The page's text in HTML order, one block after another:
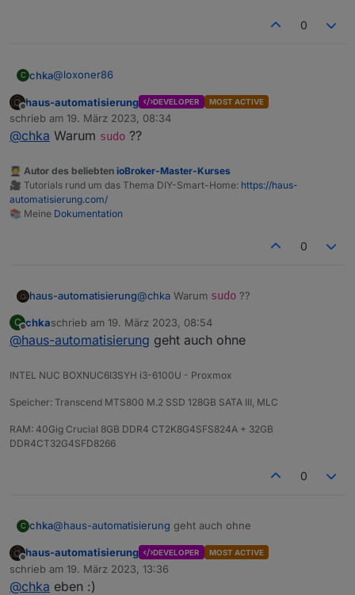
0
C chka@loxoner86
wget -O ecoflow_get_mqtt_login.sh https://
mehr nicht, lösch ggf mal die alten Dateien
Offline
haus-automatisierung DEVELOPER MOST ACTIVE
schrieb am 19. März 2023, 08:34
zuletzt editiert von
@chka Warum sudo ??
🧑‍🎓 Autor des beliebten ioBroker-Master-Kurses
🎥 Tutorials rund um das Thema DIY-Smart-Home: https://haus-
automatisierung.com/
📚 Meine Dokumentation
0
haus-automatisierung@chka Warum sudo ??
C
Offline
chkaschrieb am 19. März 2023, 08:54
zuletzt editiert von
@haus-automatisierung geht auch ohne
INTEL NUC BOXNUC6I3SYH i3-6100U - Proxmox
Speicher: Transcend MTS800 M.2 SSD 128GB SATA III, MLC
RAM: 40Gig Crucial 8GB DDR4 CT2K8G4SFS824A + 32GB
DDR4CT32G4SFD8266
0
C chka@haus-automatisierung geht auch ohne
Offline
haus-automatisierung DEVELOPER MOST ACTIVE
schrieb am 19. März 2023, 13:36
zuletzt editiert von
@chka eben :)